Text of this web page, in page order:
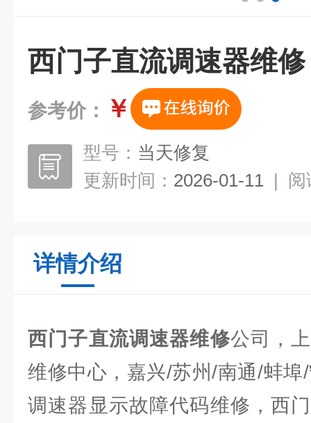
西门子直流调速器维修
参考价： ￥
型号： 当天修复
更新时间： 2026-01-11 | 阅
详情介绍
西门子直流调速器维修公司，
维修中心，嘉兴/苏州/南通/蚌
调速器显示故障代码维修，西